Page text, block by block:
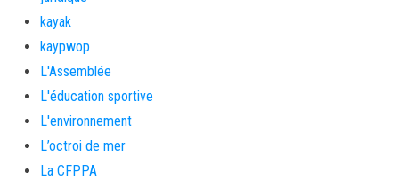
kayak
kaypwop
L'Assemblée
L'éducation sportive
L'environnement
L’octroi de mer
La CFPPA